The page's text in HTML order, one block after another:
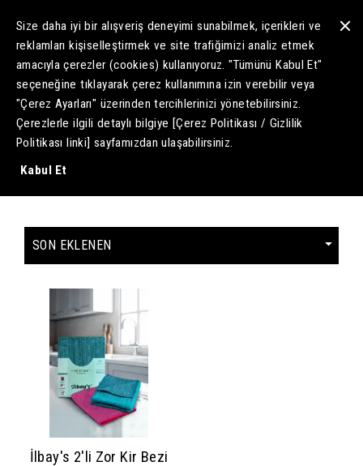
Size daha iyi bir alışveriş deneyimi sunabilmek, içerikleri ve
reklamları kişiselleştirmek ve site trafiğimizi analiz etmek
amacıyla çerezler (cookies) kullanıyoruz. "Tümünü Kabul Et"
seçeneğine tıklayarak çerez kullanımına izin verebilir veya
"Çerez Ayarları" üzerinden tercihlerinizi yönetebilirsiniz.
Çerezlerle ilgili detaylı bilgiye [Çerez Politikası / Gizlilik
Politikası linki] sayfamızdan ulaşabilirsiniz.
Kabul Et
Telli Zor Kir Bezi
1 ürün bulunuyor.
İlbay's 2'li Zor Kir Bezi